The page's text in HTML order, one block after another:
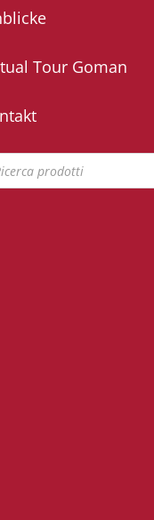
– ABS
09
Verpackung
Tour Goman
search